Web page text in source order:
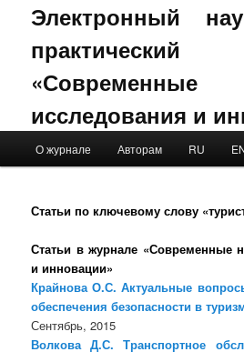
Электронный
исследования и
Skip to primary content
Skip to secondary content
О журнале Авторам RU
Статьи по ключевому слову
Статьи в журнале «Современные
и инновации»
Крайнова О.С. Актуальные
обеспечения безопасности в
Сентябрь, 2015
Волкова Д.С. Транспортное